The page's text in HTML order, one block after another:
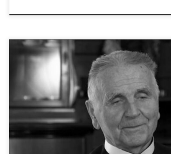
„Być redemptorystą, to było coś!” Tak w
opowiadał o. Karol Barnaś, który odszedł
godz 4.00 w tuchowskim klasztorze. Kochał
wiele lat duszpasterzem powołań. Odszedł
lat, w 66. roku kapłaństwa i 72. roku życia